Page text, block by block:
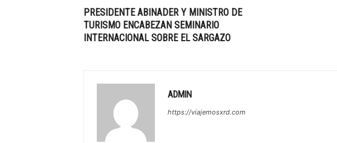
PRESIDENTE ABINADER Y MINISTRO DE
TURISMO ENCABEZAN SEMINARIO
INTERNACIONAL SOBRE EL SARGAZO
ADMIN
https://viajemosxrd.com